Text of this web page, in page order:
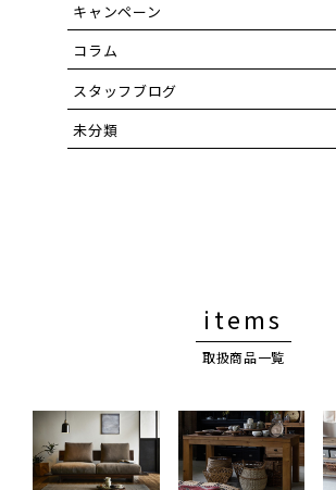
キャンペーン
コラム
スタッフブログ
未分類
items
取扱商品一覧